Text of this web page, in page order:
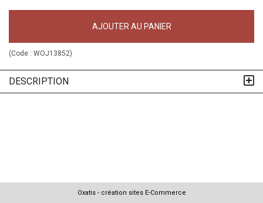
AJOUTER AU PANIER
(Code : WOJ13852)
DESCRIPTION
Oxatis - création sites E-Commerce